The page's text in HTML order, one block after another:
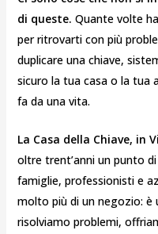
di queste. Quante volte
per ritrovarti con più
duplicare una chiave,
sicuro la tua casa o la tua
fa da una vita.
La Casa della Chiave, in
oltre trent’anni un punto
famiglie, professionisti e
molto più di un negozio:
risolviamo problemi,